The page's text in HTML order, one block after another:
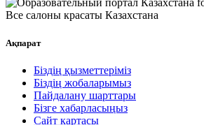
Все салоны красаты Казахстана
Ақпарат
Біздің қызметтеріміз
Біздің жобаларымыз
Пайдалану шарттары
Бізге хабарласыңыз
Сайт картасы